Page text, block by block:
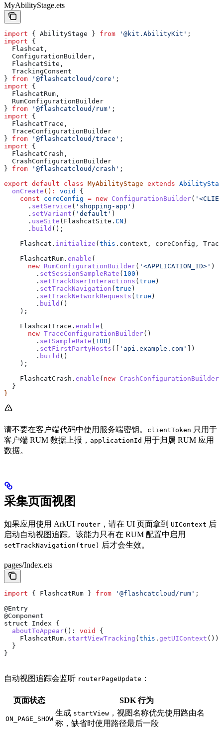
MyAbilityStage.ets
import { AbilityStage } from '@kit.AbilityKit' ;
import {
  Flashcat
,
  ConfigurationBuilder
,
  FlashcatSite
,
  TrackingConsent
} from '@flashcatcloud/core' ;
import {
  FlashcatRum
,
  RumConfigurationBuilder
} from '@flashcatcloud/rum' ;
import {
  FlashcatTrace
,
  TraceConfigurationBuilder
} from '@flashcatcloud/trace' ;
import {
  FlashcatCrash
,
  CrashConfigurationBuilder
} from '@flashcatcloud/crash' ;
export default class MyAbilityStage extends
  onCreate
() : void
{
    const
coreConfig = new ConfigurationBuilder(
      .
setService ( 'shopping-app' )
      .
setVariant ( 'default' )
      .
useSite ( FlashcatSite . CN )
      .
build ();
    Flashcat
. initialize ( this . context , coreConfig ,
    FlashcatRum
. enable (
      new
RumConfigurationBuilder( '<APPLICATION_ID>' )
        .
setSessionSampleRate ( 100 )
        .
setTrackUserInteractions ( true )
        .
setTrackNavigation ( true )
        .
setTrackNetworkRequests ( true )
        .
build ()
    );
    FlashcatTrace
. enable (
      new
TraceConfigurationBuilder()
        .
setSampleRate ( 100 )
        .
setFirstPartyHosts ([ 'api.example.com'
])
        .
build ()
    );
    FlashcatCrash
. enable ( new CrashConfigurationBuilder
  }
}
请不要在客户端代码中使用服务端密钥。 clientToken 只用于
客户端 RUM 数据上报， applicationId 用于归属 RUM 应用
数据。
采集页面视图
如果应用使用 ArkUI router ，请在 UI 页面拿到 UIContext 后
启动自动视图追踪。该能力只有在 RUM 配置中启用
setTrackNavigation(true) 后才会生效。
pages/Index.ets
import { FlashcatRum } from '@flashcatcloud/rum' ;
@Entry
@Component
struct Index {
  aboutToAppear
(): void
{
    FlashcatRum
. startViewTracking ( this . getUIContext ());
  }
}
自动视图追踪会监听 routerPageUpdate ：
页面状态 SDK 行为
ON_PAGE_SHOW
生成 startView ，视图名称优先使用路由名
称，缺省时使用路径最后一段